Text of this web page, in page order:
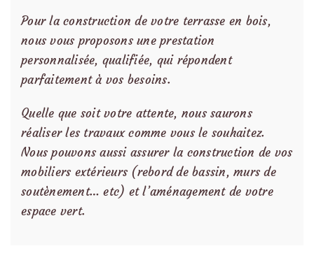
Pour la construction de votre terrasse en bois,
nous vous proposons une prestation
personnalisée, qualifiée, qui répondent
parfaitement à vos besoins.
Quelle que soit votre attente, nous saurons
réaliser les travaux comme vous le souhaitez.
Nous pouvons aussi assurer la construction de vos
mobiliers extérieurs (rebord de bassin, murs de
soutènement… etc) et l’aménagement de votre
espace vert.